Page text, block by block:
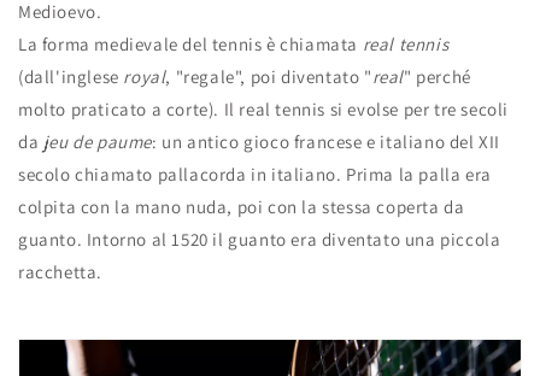
Medioevo.
La forma medievale del tennis è chiamata real tennis
(dall'inglese royal, "regale", poi diventato "real" perché
molto praticato a corte). Il real tennis si evolse per tre secoli
da jeu de paume: un antico gioco francese e italiano del XII
secolo chiamato pallacorda in italiano. Prima la palla era
colpita con la mano nuda, poi con la stessa coperta da
guanto. Intorno al 1520 il guanto era diventato una piccola
racchetta.